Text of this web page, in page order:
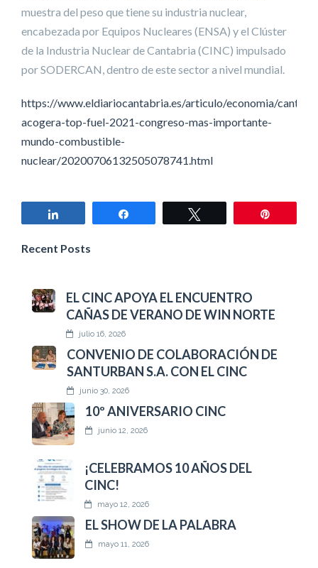
muestra del peso que tiene su industria nuclear,
encabezada por Equipos Nucleares (ENSA) y el Clúster
de la Industria Nuclear de Cantabria (CINC) impulsado
por SODERCAN, dentro de este sector a nivel mundial.
https://www.eldiariocantabria.es/articulo/economia/
acogera-top-fuel-2021-congreso-mas-importante-
mundo-combustible-
nuclear/20200706132505078741.html
Recent Posts
EL CINC APOYA EL ENCUENTRO
CAÑAS DE VERANO DE WIN NORTE
julio 16, 2026
CONVENIO DE COLABORACIÓN DE
SANTURBAN S.A. CON EL CINC
junio 30, 2026
10º ANIVERSARIO CINC
junio 12, 2026
¡CELEBRAMOS 10 AÑOS DEL
CINC!
mayo 12, 2026
EL SHOW DE LA PALABRA
mayo 11, 2026